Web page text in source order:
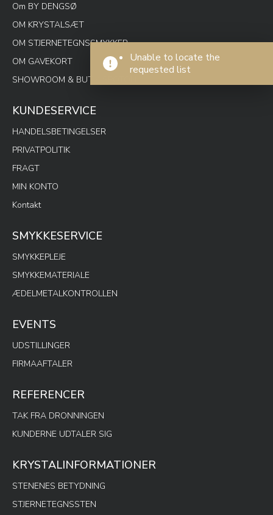
Unable to locate the
requested list
Om BY DENGSØ
OM KRYSTALSÆT
OM STJERNETEGNSSMYKKER
OM GAVEKORT
SHOWROOM & BUTIK SPOTON
KUNDESERVICE
HANDELSBETINGELSER
PRIVATPOLITIK
FRAGT
MIN KONTO
Kontakt
SMYKKESERVICE
SMYKKEPLEJE
SMYKKEMATERIALE
ÆDELMETALKONTROLLEN
EVENTS
UDSTILLINGER
FIRMAAFTALER
REFERENCER
TAK FRA DRONNINGEN
KUNDERNE UDTALER SIG
KRYSTALINFORMATIONER
STENENES BETYDNING
STJERNETEGNSSTEN